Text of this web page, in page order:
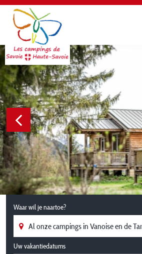
Waar wil je naartoe?
Uw vakantiedatums